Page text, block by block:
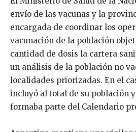
envío de las vacunas y la
encargada de coordinar los
vacunación de la población
cantidad de dosis la cartera
un análisis de la población no
localidades priorizadas. En el
incluyó al total de su población
formaba parte del Calendario